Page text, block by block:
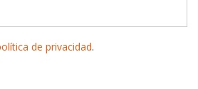
de privacidad.